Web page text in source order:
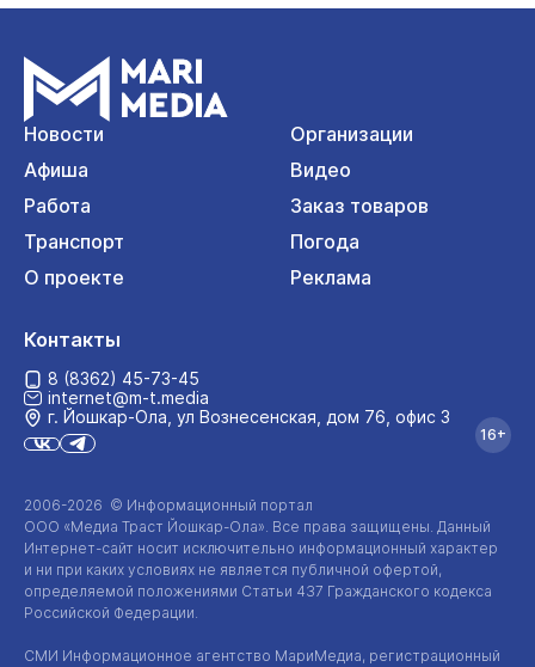
Новости
Организации
Афиша
Видео
Работа
Заказ товаров
Транспорт
Погода
О проекте
Реклама
2006-2026 © Информационный портал
ООО «Медиа Траст Йошкар-Ола». Все права защищены. Данный
Интернет-сайт носит исключительно информационный характер
и ни при каких условиях не является публичной офертой,
определяемой положениями Статьи 437 Гражданского кодекса
Российской Федерации.
СМИ Информационное агентство МариМедиа, регистрационный
Контакты
8 (8362) 45-73-45
internet@m-t.media
г. Йошкар‑Ола, ул Вознесенская, дом 76, офис 3
16+